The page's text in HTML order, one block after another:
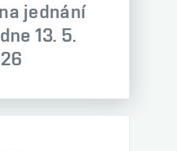
jednání
13. 5.